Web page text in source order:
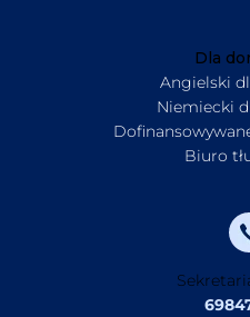
Dla
Angielski
Niemiecki
Biuro